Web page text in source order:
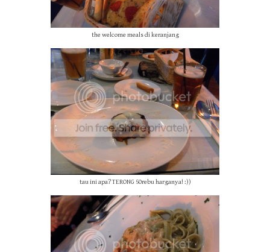
the welcome meals di keranjang
tau ini apa? TERONG 50rebu harganya! :))